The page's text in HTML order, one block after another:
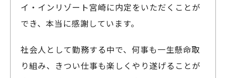
イ・インリゾート宮崎に内定をいただくことが
でき、本当に感謝しています。
社会人として勤務する中で、何事も一生懸命取
り組み、きつい仕事も楽しくやり遂げることが